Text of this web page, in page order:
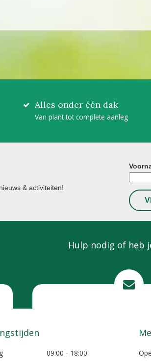
Alles onder één dak
Van plant tot complete aanleg
& activiteiten!
Hulp nodig of heb
09:00 - 18:00